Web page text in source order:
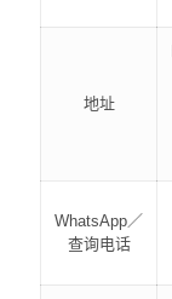
地址
WhatsApp／
查询电话